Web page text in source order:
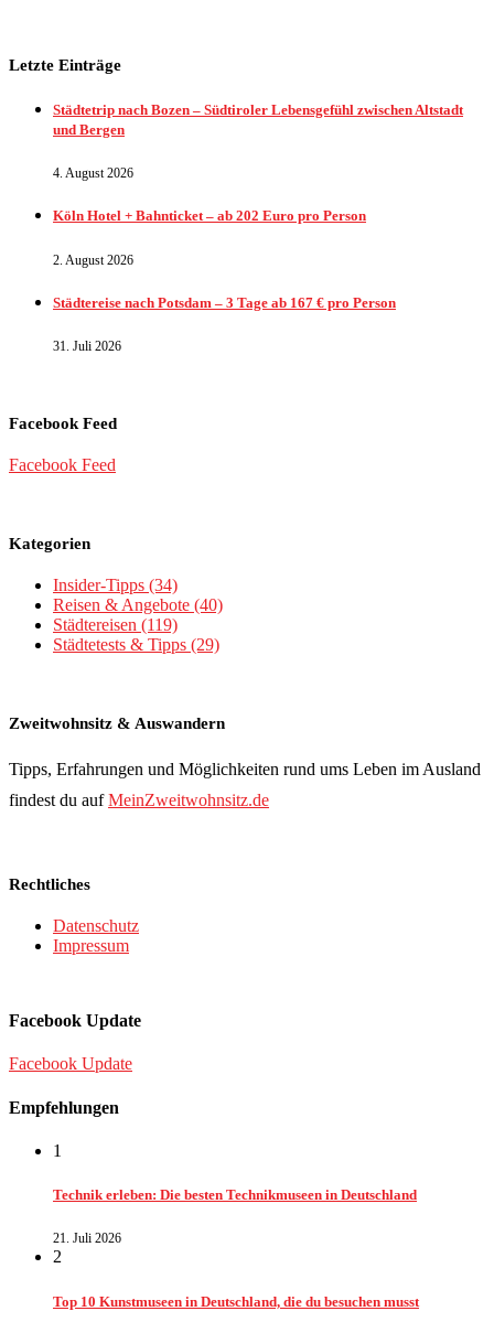
Letzte Einträge
Städtetrip nach Bozen – Südtiroler Lebensgefühl zwischen Altstadt
und Bergen
4. August 2026
Köln Hotel + Bahnticket – ab 202 Euro pro Person
2. August 2026
Städtereise nach Potsdam – 3 Tage ab 167 € pro Person
31. Juli 2026
Facebook Feed
Facebook Feed
Kategorien
Insider-Tipps (34)
Reisen & Angebote (40)
Städtereisen (119)
Städtetests & Tipps (29)
Zweitwohnsitz & Auswandern
Tipps, Erfahrungen und Möglichkeiten rund ums Leben im Ausland
findest du aufMeinZweitwohnsitz.de
Rechtliches
Datenschutz
Impressum
Facebook Update
Facebook Update
Empfehlungen
1
Technik erleben: Die besten Technikmuseen in Deutschland
21. Juli 2026
2
Top 10 Kunstmuseen in Deutschland, die du besuchen musst